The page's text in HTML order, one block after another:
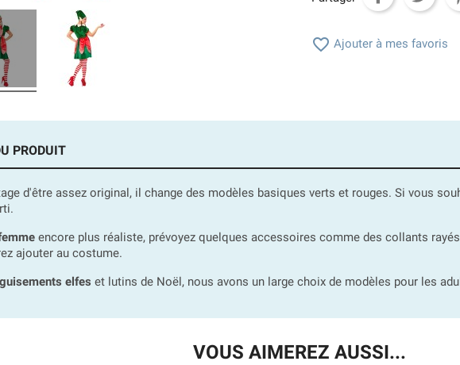
 Ajouter à mes favoris
PRODUIT
d'être assez original, il change des modèles basiques verts et rouges. Si vous
encore plus réaliste, prévoyez quelques accessoires comme des collants
ajouter au costume.
elfes et lutins de Noël, nous avons un large choix de modèles pour les
VOUS AIMEREZ AUSSI...